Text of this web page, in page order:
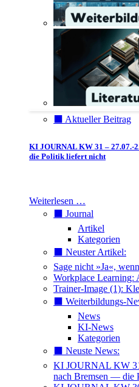
⬛️ Aktueller Beitrag
KI JOURNAL KW 31 – 27.07.-
die Politik liefert nicht
Weiterlesen …
⬛️ Journal
Artikel
Kategorien
⬛️ Neuster Artikel:
Sage nicht »Ja«,
Workplace Learning:
Trainer-Image (1):
⬛️ Weiterbildungs-
News
KI-News
Kategorien
⬛️ Neuste News:
KI JOURNAL KW
nach Bremsen — die